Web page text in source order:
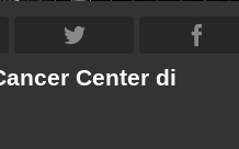
Center di